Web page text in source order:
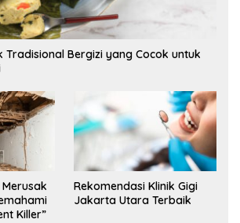
Tradisional Bergizi yang Cocok untuk
Killer”
Rekomendasi Klinik Gigi
Jakarta Utara Terbaik